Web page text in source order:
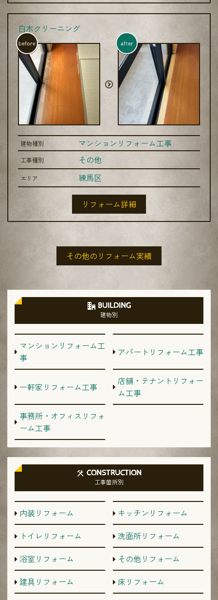
白木クリーニング
before after
建物種別 マンションリフォーム工事
工事種別 その他
エリア 練馬区
リフォーム詳細
その他のリフォーム実績
BUILDING
建物別
マンションリフォーム工
事
アパートリフォーム工事
一軒家リフォーム工事
店舗・テナントリフォー
ム工事
事務所・オフィスリフォ
ーム工事
CONSTRUCTION
工事箇所別
内装リフォーム
キッチンリフォーム
トイレリフォーム
洗面所リフォーム
浴室リフォーム
その他リフォーム
建具リフォーム
床リフォーム